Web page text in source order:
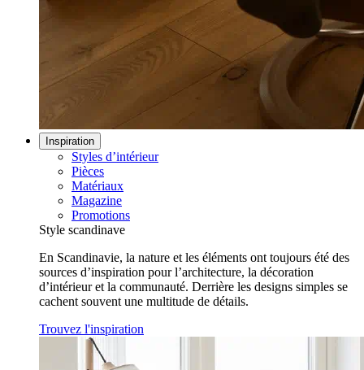
Inspiration
Styles d’intérieur
Pièces
Matériaux
Magazine
Promotions
Style scandinave
En Scandinavie, la nature et les éléments ont toujours été des
sources d’inspiration pour l’architecture, la décoration
d’intérieur et la communauté. Derrière les designs simples se
cachent souvent une multitude de détails.
Trouvez l'inspiration